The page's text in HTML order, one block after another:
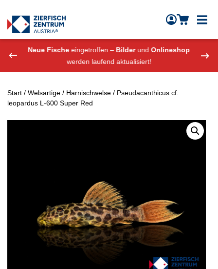
Zierfisch Aquarium Austria
Neue Fische eingetroffen – BilderundOnlineshop
werden laufend aktualisiert!
Start / Welsartige / Harnischwelse / Pseudacanthicus cf.
leopardus L-600 Super Red